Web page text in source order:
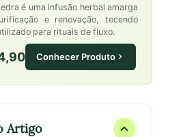
é uma infusão herbal amarga
e renovação, tecendo
para rituais de fluxo.
Conhecer Produto
Artigo